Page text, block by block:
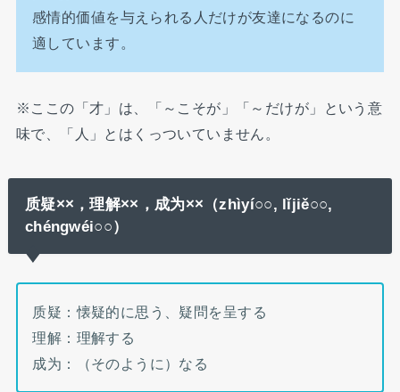
感情的価値を与えられる人だけが友達になるのに
適しています。
※ここの「才」は、「～こそが」「～だけが」という意
味で、「人」とはくっついていません。
质疑××，理解××，成为×× （zhìyí○○, lǐjiě○○,
chéngwéi○○）
质疑：懐疑的に思う、疑問を呈する
理解：理解する
成为：（そのように）なる